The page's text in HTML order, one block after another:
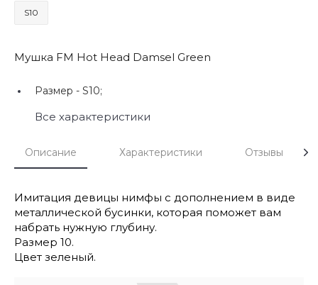
S10
Мушка FM Hot Head Damsel Green
Размер - S10;
Все характеристики
Описание Характеристики Отзывы
Имитация девицы нимфы с дополнением в виде
металлической бусинки, которая поможет вам
набрать нужную глубину.
Размер 10.
Цвет зеленый.